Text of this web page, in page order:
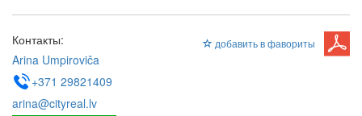
добавить в фавориты
Контакты:
Arina Umpiroviča
+371 29821409
arina@cityreal.lv